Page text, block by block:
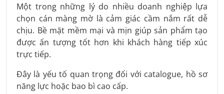
Một trong những lý do nhiều doanh nghiệp lựa
chọn cán màng mờ là cảm giác cầm nắm rất dễ
chịu. Bề mặt mềm mại và mịn giúp sản phẩm tạo
được ấn tượng tốt hơn khi khách hàng tiếp xúc
trực tiếp.
Đây là yếu tố quan trọng đối với catalogue, hồ sơ
năng lực hoặc bao bì cao cấp.